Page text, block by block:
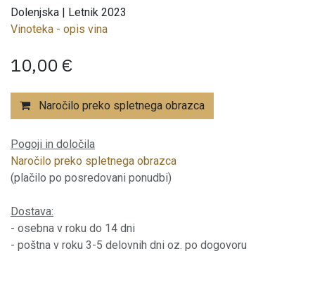
Dolenjska | Letnik 2023
Vinoteka - opis vina
10,00 €
Naročilo preko spletnega obrazca
Pogoji in določila
Naročilo preko spletnega obrazca
(plačilo po posredovani ponudbi)
Dostava:
- osebna v roku do 14 dni
- poštna v roku 3-5 delovnih dni oz. po dogovoru